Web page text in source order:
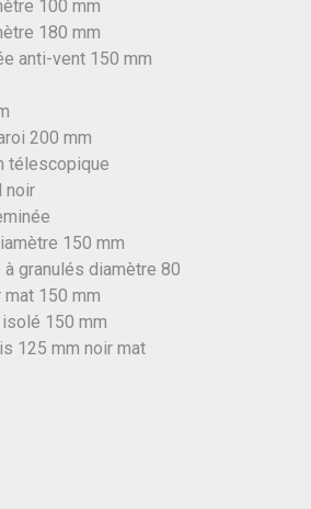
100 mm
180 mm
anti-vent 150 mm
200 mm
télescopique
noir
150 mm
granulés diamètre 80
mat 150 mm
150 mm
125 mm noir mat